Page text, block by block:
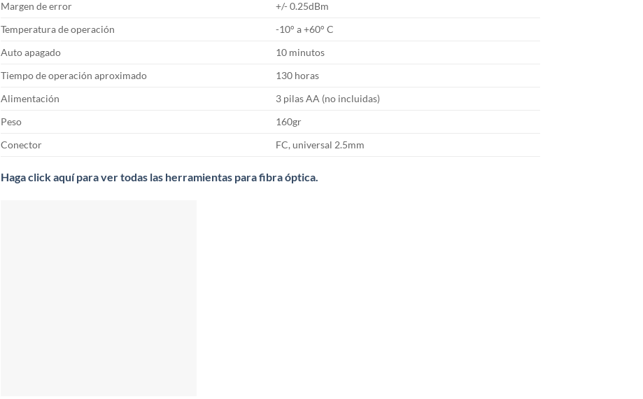
Margen de error
+/- 0.25dBm
Temperatura de operación
-10° a +60° C
Auto apagado
10 minutos
Tiempo de operación aproximado
130 horas
Alimentación
3 pilas AA (no incluidas)
Peso
160gr
Conector
FC, universal 2.5mm
Haga click aquí para ver todas las herramientas para fibra óptica.